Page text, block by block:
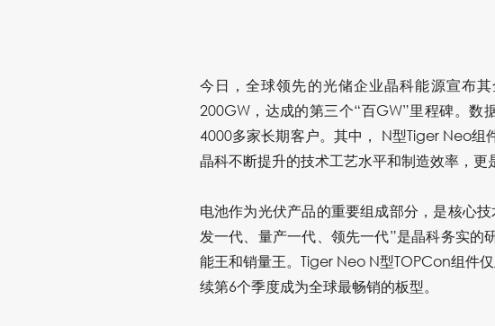
今日，全球领先的光储企业晶科能源宣布
200GW，达成的第三个“百GW”里程碑。数
4000多家长期客户。其中， N型Tiger Neo
晶科不断提升的技术工艺水平和制造效率，更
电池作为光伏产品的重要组成部分，是核心
发一代、量产一代、领先一代”是晶科务实
能王和销量王。Tiger Neo N型TOPCon组件
续第6个季度成为全球最畅销的板型。